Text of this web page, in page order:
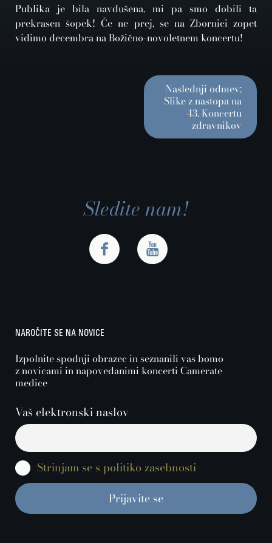
Publika je bila navdušena, mi pa smo dobili ta
prekrasen šopek! Če ne prej, se na Zbornici zopet
vidimo decembra na Božično-novoletnem koncertu!
Naslednji odmev:
Slike z nastopa na
43. Koncertu
zdravnikov
Sledite nam!
NAROČITE SE NA NOVICE
Izpolnite spodnji obrazec in seznanili vas bomo
z novicami in napovedanimi koncerti Camerate
medice
Vaš elektronski naslov
Strinjam se s politiko zasebnosti